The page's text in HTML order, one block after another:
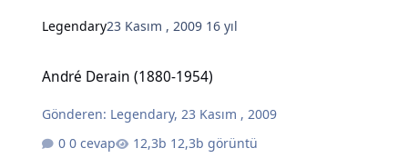
Legendary23 Kasım , 2009 16 yıl
André Derain (1880-1954)
Gönderen: Legendary,23 Kasım , 2009
0 cevap
12,3b görüntü